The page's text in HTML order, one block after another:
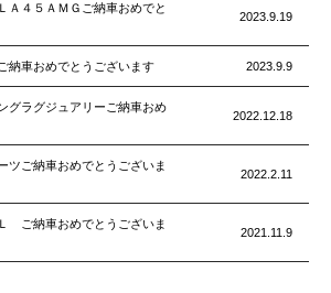
Ａ４５ＡＭＧご納車おめでと
2023.9.19
納車おめでとうございます 2023.9.9
グラグジュアリーご納車おめ
2022.12.18
ツご納車おめでとうございま
2022.2.11
ご納車おめでとうございま
2021.11.9